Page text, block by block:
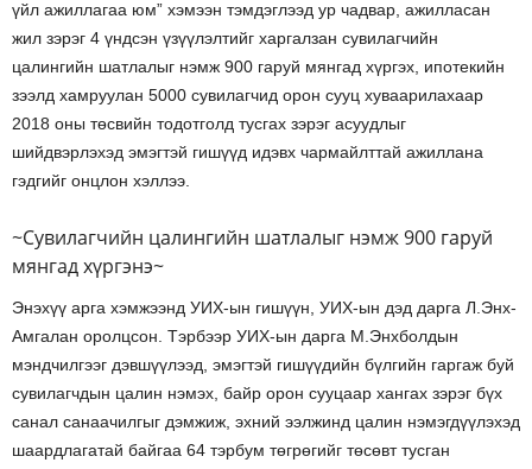
үйл ажиллагаа юм” хэмээн тэмдэглээд ур чадвар, ажилласан
жил зэрэг 4 үндсэн үзүүлэлтийг харгалзан сувилагчийн
цалингийн шатлалыг нэмж 900 гаруй мянгад хүргэх, ипотекийн
зээлд хамруулан 5000 сувилагчид орон сууц хуваарилахаар
2018 оны төсвийн тодотголд тусгах зэрэг асуудлыг
шийдвэрлэхэд эмэгтэй гишүүд идэвх чармайлттай ажиллана
гэдгийг онцлон хэллээ.
~Сувилагчийн цалингийн шатлалыг нэмж 900 гаруй
мянгад хүргэнэ~
Энэхүү арга хэмжээнд УИХ-ын гишүүн, УИХ-ын дэд дарга Л.Энх-
Амгалан оролцсон. Тэрбээр УИХ-ын дарга М.Энхболдын
мэндчилгээг дэвшүүлээд, эмэгтэй гишүүдийн бүлгийн гаргаж буй
сувилагчдын цалин нэмэх, байр орон сууцаар хангах зэрэг бүх
санал санаачилгыг дэмжиж, эхний ээлжинд цалин нэмэгдүүлэхэд
шаардлагатай байгаа 64 тэрбум төгрөгийг төсөвт тусган